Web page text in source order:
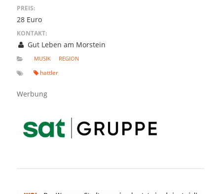
PREIS:
28 Euro
KONTAKT:
Gut Leben am Morstein
MUSIK REGION
hattler
Werbung